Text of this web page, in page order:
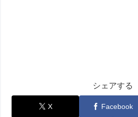
シェアする
X Facebook